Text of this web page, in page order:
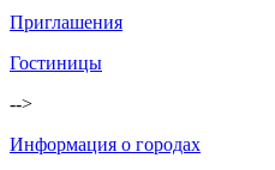
Приглашения
Гостиницы
-->
Информация о городах